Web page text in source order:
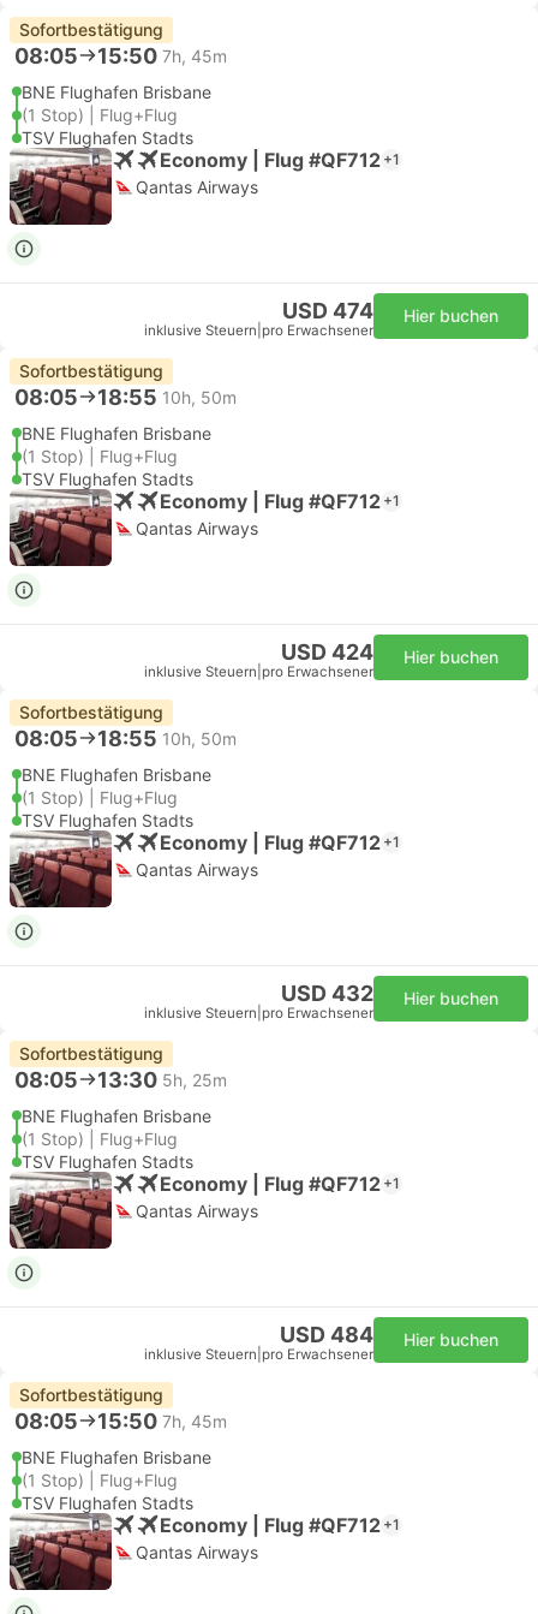
Sofortbestätigung
08:05 15:50 7h, 45m
BNE Flughafen Brisbane
(1 Stop) | Flug+Flug
TSV Flughafen Stadts
Economy | Flug #QF712 +1
Qantas Airways
USD 474
inklusive Steuern pro Erwachsener
Hier buchen
Sofortbestätigung
08:05 18:55 10h, 50m
BNE Flughafen Brisbane
(1 Stop) | Flug+Flug
TSV Flughafen Stadts
Economy | Flug #QF712 +1
Qantas Airways
USD 424
inklusive Steuern pro Erwachsener
Hier buchen
Sofortbestätigung
08:05 18:55 10h, 50m
BNE Flughafen Brisbane
(1 Stop) | Flug+Flug
TSV Flughafen Stadts
Economy | Flug #QF712 +1
Qantas Airways
USD 432
inklusive Steuern pro Erwachsener
Hier buchen
Sofortbestätigung
08:05 13:30 5h, 25m
BNE Flughafen Brisbane
(1 Stop) | Flug+Flug
TSV Flughafen Stadts
Economy | Flug #QF712 +1
Qantas Airways
USD 484
inklusive Steuern pro Erwachsener
Hier buchen
Sofortbestätigung
08:05 15:50 7h, 45m
BNE Flughafen Brisbane
(1 Stop) | Flug+Flug
TSV Flughafen Stadts
Economy | Flug #QF712 +1
Qantas Airways